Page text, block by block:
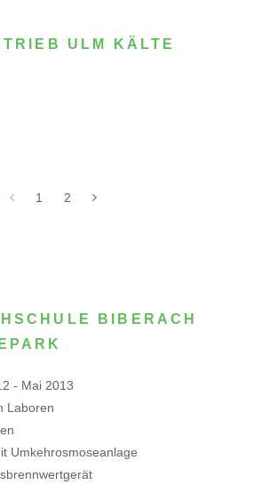
ULM KÄLTE
1 2
BIBERACH
- Mai 2013
Laboren
Umkehrosmoseanlage